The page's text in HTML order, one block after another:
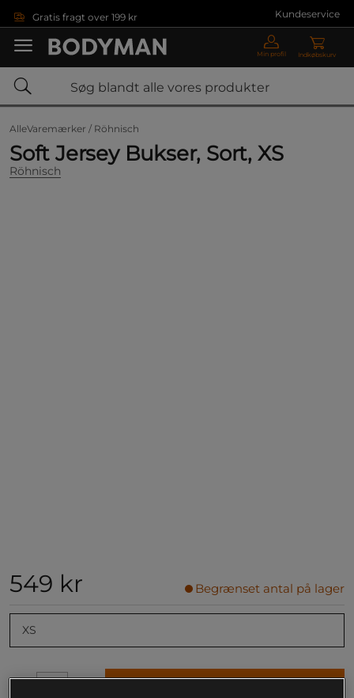
Gratis fragt over 199 kr Kundeservice
Min profil Indkøbskurv
AlleVaremærker / Röhnisch
Soft Jersey Bukser, Sort, XS
Röhnisch
549 kr Begrænset antal på lager
XS